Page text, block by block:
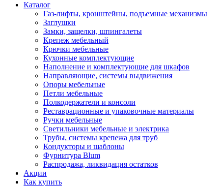
Каталог
Газ-лифты, кронштейны, подъемные механизмы
Заглушки
Замки, защелки, шпингалеты
Крепеж мебельный
Крючки мебельные
Кухонные комплектующие
Наполнение и комплектующие для шкафов
Направляющие, системы выдвижения
Опоры мебельные
Петли мебельные
Полкодержатели и консоли
Реставрационные и упаковочные материалы
Ручки мебельные
Светильники мебельные и электрика
Трубы, системы крепежа для труб
Кондукторы и шаблоны
Фурнитура Blum
Распродажа, ликвидация остатков
Акции
Как купить